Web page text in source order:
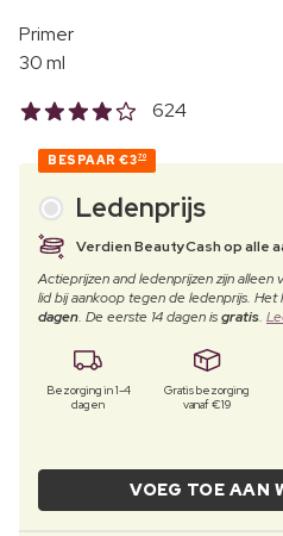
Primer
30 ml
624
BESPAAR €370
Ledenprijs
Verdien BeautyCash op alle
Actieprijzen and ledenprijzen zijn
lid bij aankoop tegen de ledenprijs. Het
dagen. De eerste 14 dagen isgratis.
Bezorging in 1-4
dagen
Gratis bezorging
vanaf €19
VOEG TOE AAN